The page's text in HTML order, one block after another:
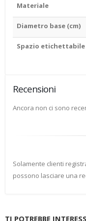
Materiale
Diametro base (cm)
Spazio etichettabile
Recensioni
Ancora non ci sono
Solamente clienti
possono lasciare una
TI POTREBBE